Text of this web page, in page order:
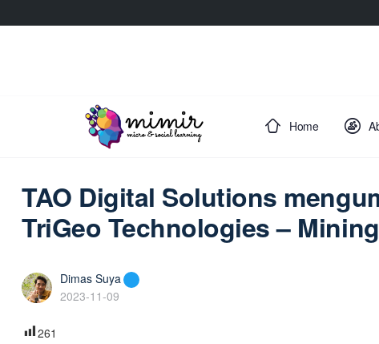
Home
TAO Digital Solutions
TriGeo Technologies –
Dimas Suya
2023-11-09
261